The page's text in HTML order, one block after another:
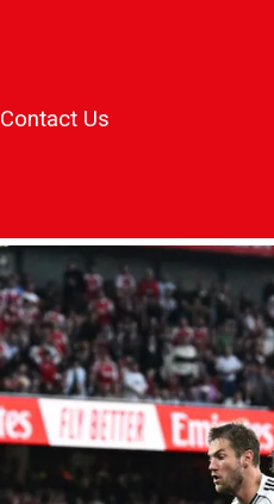
Contact Us